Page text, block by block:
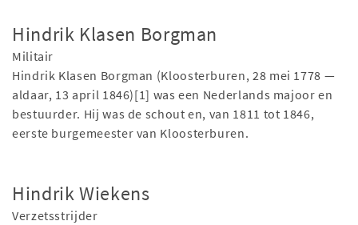
Hindrik Klasen Borgman
Militair
Hindrik Klasen Borgman (Kloosterburen, 28 mei 1778 —
aldaar, 13 april 1846)[1] was een Nederlands majoor en
bestuurder. Hij was de schout en, van 1811 tot 1846,
eerste burgemeester van Kloosterburen.
Hindrik Wiekens
Verzetsstrijder